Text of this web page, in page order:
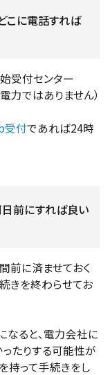
こに電話すれば
受付センター
力ではありません）
受付であれば24時
前にすれば良い
前に済ませておく
きを終わらせてお
なると、電力会社に
たりする可能性が
持って手続きをし